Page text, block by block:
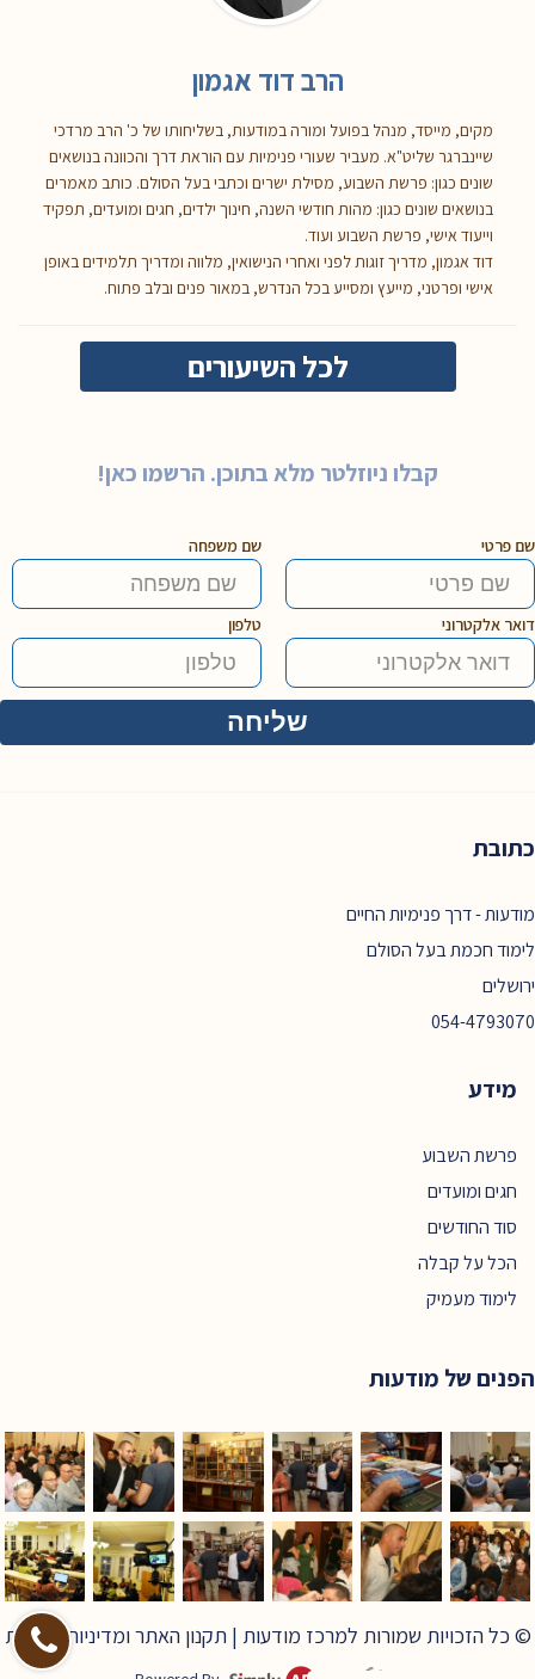
הרב דוד אגמון
מקים, מייסד, מנהל בפועל ומורה במודעות, בשליחותו של כ' הרב מרדכי
שיינברגר שליט"א. מעביר שעורי פנימיות עם הוראת דרך והכוונה בנושאים
שונים כגון: פרשת השבוע, מסילת ישרים וכתבי בעל הסולם. כותב מאמרים
בנושאים שונים כגון: מהות חודשי השנה, חינוך ילדים, חגים ומועדים, תפקיד
וייעוד אישי, פרשת השבוע ועוד.
דוד אגמון, מדריך זוגות לפני ואחרי הנישואין, מלווה ומדריך תלמידים באופן
אישי ופרטני, מייעץ ומסייע בכל הנדרש, במאור פנים ובלב פתוח.
לכל השיעורים
קבלו ניוזלטר מלא בתוכן. הרשמו כאן!
שם פרטי שם משפחה
דואר אלקטרוני טלפון
כתובת
מודעות - דרך פנימיות החיים
לימוד חכמת בעל הסולם
ירושלים
054-4793070
מידע
פרשת השבוע
חגים ומועדים
סוד החודשים
הכל על קבלה
לימוד מעמיק
הפנים של מודעות
© כל הזכויות שמורות למרכז מודעות | תקנון האתר ומדיניות פרטיות